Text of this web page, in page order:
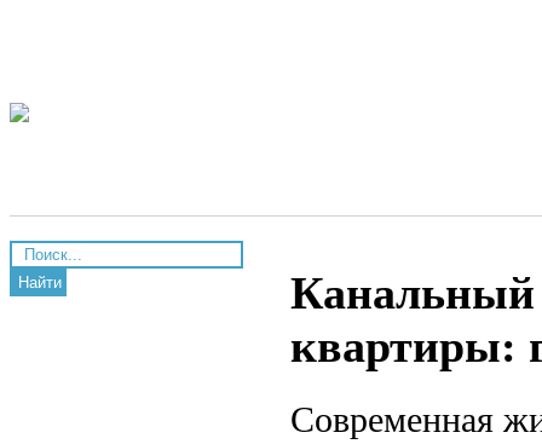
Найти
Канальный
квартиры:
Современная